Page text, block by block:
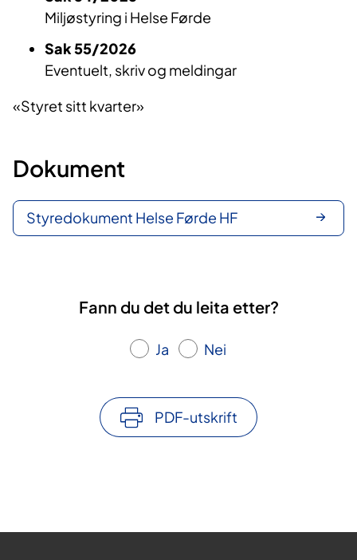
Miljøstyring i Helse Førde
Sak 55/2026
Eventuelt, skriv og meldingar
​«Styret sitt kvarter»​
Dokument
Styredokument Helse Førde HF
Fann du det du leita etter?
Ja Nei
PDF-utskrift